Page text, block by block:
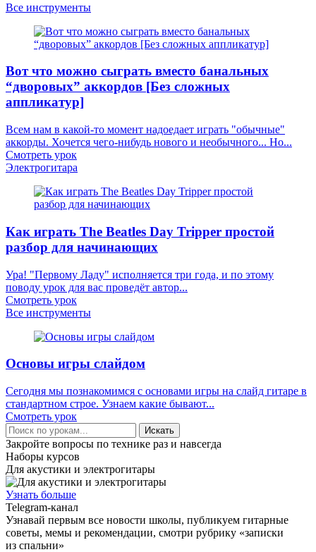
Все инструменты
Вот что можно сыграть вместо банальных
“дворовых” аккордов [Без сложных
аппликатур]
Всем нам в какой-то момент надоедает играть "обычные"
аккорды. Хочется чего-нибудь нового и необычного... Но...
Смотреть урок
Электрогитара
Как играть The Beatles Day Tripper простой
разбор для начинающих
Ура! "Первому Ладу" исполняется три года, и по этому
поводу урок для вас проведёт автор...
Смотреть урок
Все инструменты
Основы игры слайдом
Сегодня мы познакомимся с основами игры на слайд гитаре в
стандартном строе. Узнаем какие бывают...
Смотреть урок
Искать
Закройте вопросы по технике раз и навсегда
Наборы курсов
Для акустики и электрогитары
Узнать больше
Telegram-канал
Узнавай первым все новости школы, публикуем гитарные
советы, мемы и рекомендации, смотри рубрику «записки
из спальни»